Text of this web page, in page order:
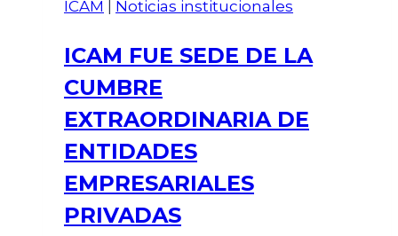
ICAM Noticias institucionales
ICAM FUE SEDE DE LA
CUMBRE
EXTRAORDINARIA DE
ENTIDADES
EMPRESARIALES
PRIVADAS